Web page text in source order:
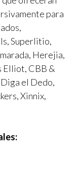
para
Superlitio,
Herejia,
Elliot, CBB &
el Dedo,
Xinnix,